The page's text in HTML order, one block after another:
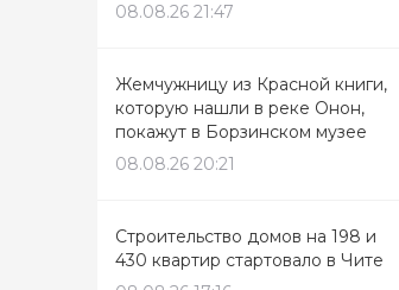
08.08.26 21:47
Жемчужницу из Красной книги,
которую нашли в реке Онон,
покажут в Борзинском музее
08.08.26 20:21
Строительство домов на 198 и
430 квартир стартовало в Чите